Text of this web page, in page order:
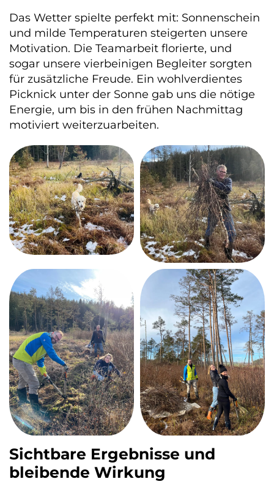
Das Wetter spielte perfekt mit: Sonnenschein
und milde Temperaturen steigerten unsere
Motivation. Die Teamarbeit florierte, und
sogar unsere vierbeinigen Begleiter sorgten
für zusätzliche Freude. Ein wohlverdientes
Picknick unter der Sonne gab uns die nötige
Energie, um bis in den frühen Nachmittag
motiviert weiterzuarbeiten.
Sichtbare Ergebnisse und
bleibende Wirkung